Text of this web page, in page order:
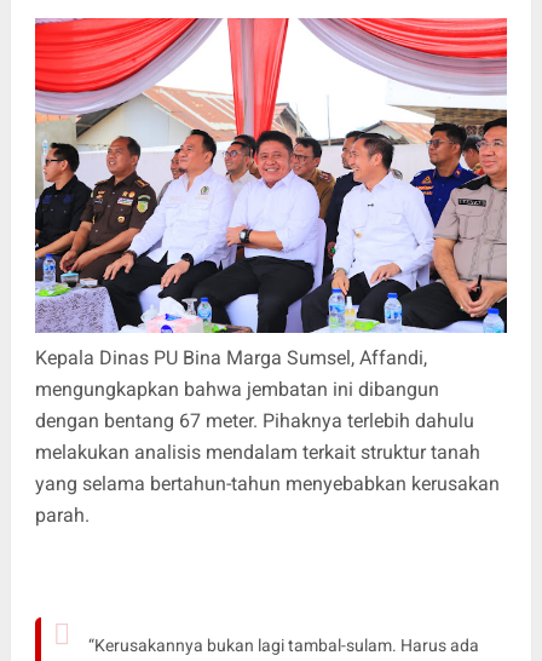
Kepala Dinas PU Bina Marga Sumsel, Affandi,
mengungkapkan bahwa jembatan ini dibangun
dengan bentang 67 meter. Pihaknya terlebih dahulu
melakukan analisis mendalam terkait struktur tanah
yang selama bertahun-tahun menyebabkan kerusakan
parah.
“Kerusakannya bukan lagi tambal-sulam. Harus ada